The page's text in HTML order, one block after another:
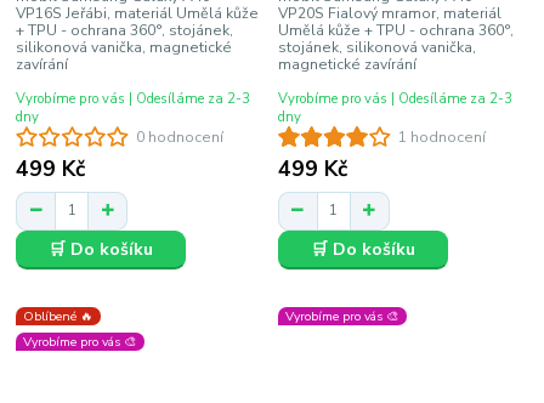
0 hodnocení
VP16S Jeřábi, materiál Umělá kůže
+ TPU - ochrana 360°, stojánek,
silikonová vanička, magnetické
zavírání
499 Kč
Vyrobíme pro vás | Odesíláme za 2-3
dny
🛒 Do košíku
1 hodnocení
VP20S Fialový mramor, materiál
Umělá kůže + TPU - ochrana 360°,
stojánek, silikonová vanička,
magnetické zavírání
499 Kč
Vyrobíme pro vás | Odesíláme za 2-3
dny
🛒 Do košíku
Oblíbené 🔥
Vyrobíme pro vás 🎨
Vyrobíme pro vás 🎨